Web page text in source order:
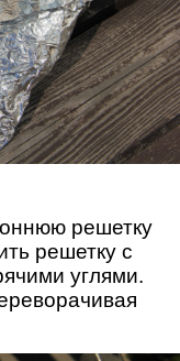
решетку
решетку с
углями.